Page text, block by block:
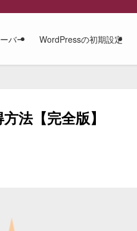
バー WordPressの初期設定
法【完全版】